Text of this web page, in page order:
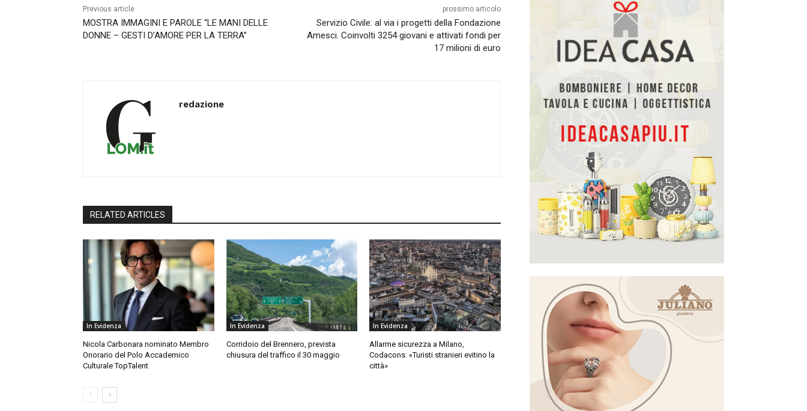
Previous article
MOSTRA IMMAGINI E PAROLE “LE MANI DELLE
DONNE – GESTI D’AMORE PER LA TERRA”
prossimo articolo
Servizio Civile: al via i progetti della Fondazione
Amesci. Coinvolti 3254 giovani e attivati fondi per
17 milioni di euro
redazione
RELATED ARTICLES
In Evidenza
Nicola Carbonara nominato Membro
Onorario del Polo Accademico
Culturale TopTalent
In Evidenza
Corridoio del Brennero, prevista
chiusura del traffico il 30 maggio
In Evidenza
Allarme sicurezza a Milano,
Codacons: «Turisti stranieri evitino la
città»